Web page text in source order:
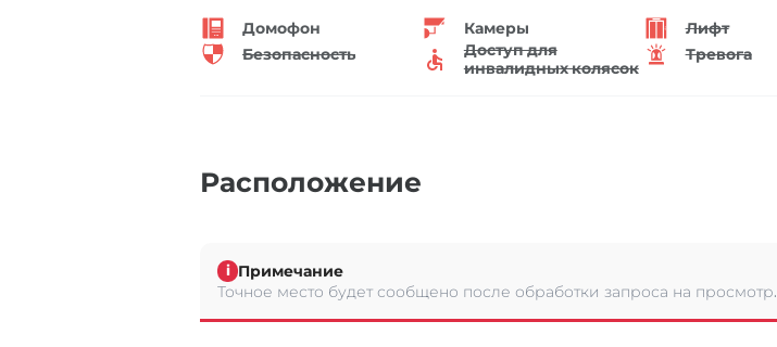
Домофон Камеры
Лифт
Безопасность
Доступ для
инвалидных колясок
Тревога
Расположение
i Примечание
Точное место будет сообщено после обработки запроса на просмотр.